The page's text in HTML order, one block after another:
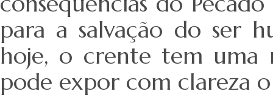
para a salvação do ser
hoje, o crente tem uma
pode expor com clareza